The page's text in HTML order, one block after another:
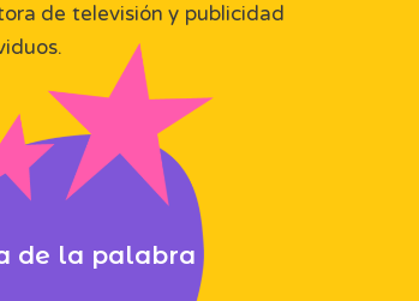
de televisión y publicidad
de la palabra